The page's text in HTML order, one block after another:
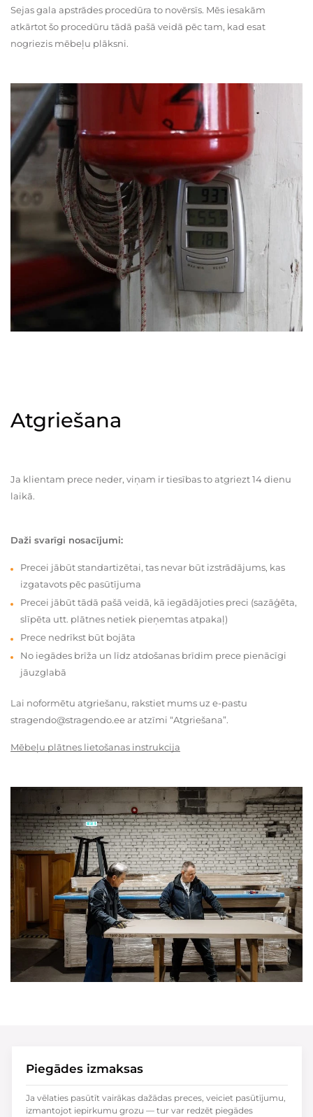
Sejas gala apstrādes procedūra to novērsīs. Mēs iesakām
atkārtot šo procedūru tādā pašā veidā pēc tam, kad esat
nogriezis mēbeļu plāksni.
Atgriešana
Ja klientam prece neder, viņam ir tiesības to atgriezt 14 dienu
laikā.
Daži svarīgi nosacījumi:
Precei jābūt standartizētai, tas nevar būt izstrādājums, kas
izgatavots pēc pasūtījuma
Precei jābūt tādā pašā veidā, kā iegādājoties preci (sazāģēta,
slīpēta utt. plātnes netiek pieņemtas atpakaļ)
Prece nedrīkst būt bojāta
No iegādes brīža un līdz atdošanas brīdim prece pienācīgi
jāuzglabā
Lai noformētu atgriešanu, rakstiet mums uz e-pastu
stragendo@stragendo.ee ar atzīmi “Atgriešana”.
Mēbeļu plātnes lietošanas instrukcija
Piegādes izmaksas
Ja vēlaties pasūtīt vairākas dažādas preces, veiciet pasūtījumu,
izmantojot iepirkumu grozu — tur var redzēt piegādes